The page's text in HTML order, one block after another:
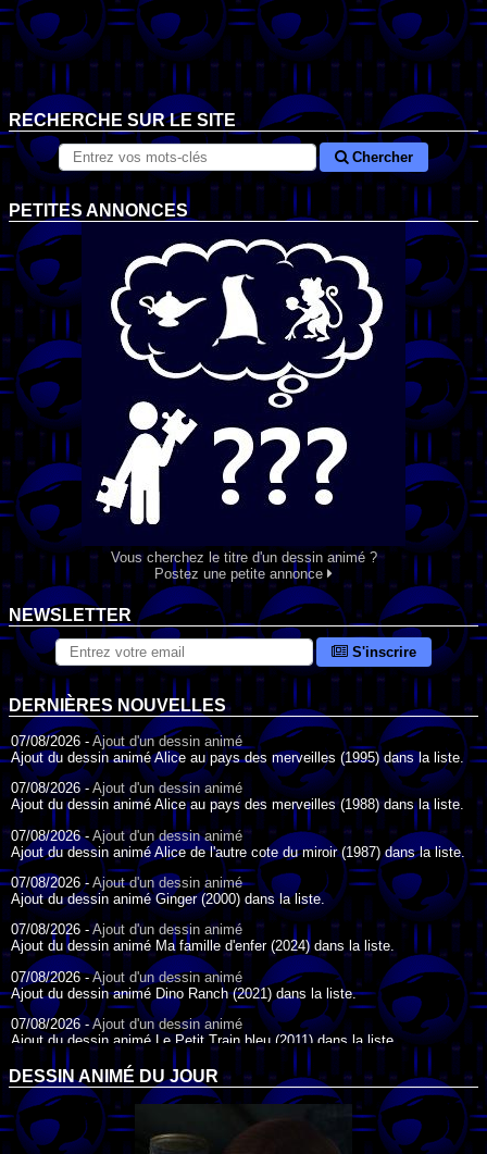
RECHERCHE SUR LE SITE
Chercher
PETITES ANNONCES
Vous cherchez le titre d'un dessin animé ?
Postez une petite annonce
NEWSLETTER
S'inscrire
DERNIÈRES NOUVELLES
07/08/2026 - Ajout d'un dessin animé
Ajout du dessin animé Alice au pays des merveilles (1995) dans la liste.
07/08/2026 -Ajout d'un dessin animé
Ajout du dessin animé Alice au pays des merveilles (1988) dans la liste.
07/08/2026 - Ajout d'un dessin animé
Ajout du dessin animé Alice de l'autre cote du miroir (1987) dans la liste.
07/08/2026 - Ajout d'un dessin animé
Ajout du dessin animé Ginger (2000) dans la liste.
07/08/2026 -Ajout d'un dessin animé
Ajout du dessin animé Ma famille d'enfer (2024) dans la liste.
07/08/2026 -Ajout d'un dessin animé
Ajout du dessin animé Dino Ranch (2021) dans la liste.
07/08/2026 -Ajout d'un dessin animé
Ajout du dessin animé Le Petit Train bleu (2011) dans la liste.
07/08/2026 -Ajout d'un dessin animé
Ajout du dessin animé Agent Spécial Oso (2009) dans la liste.
17/07/2026 -
Ajout d'un dessin animé
Ajout du dessin animé Peter Pan (1988) dans la liste.
DESSIN ANIMÉ DU JOUR